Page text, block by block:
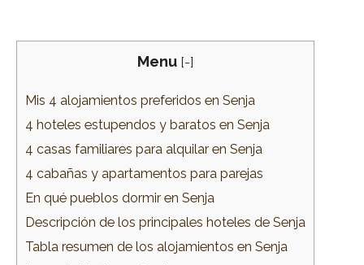
Menu [-]
Mis 4 alojamientos preferidos en Senja
4 hoteles estupendos y baratos en Senja
4 casas familiares para alquilar en Senja
4 cabañas y apartamentos para parejas
En qué pueblos dormir en Senja
Descripción de los principales hoteles de Senja
Tabla resumen de los alojamientos en Senja